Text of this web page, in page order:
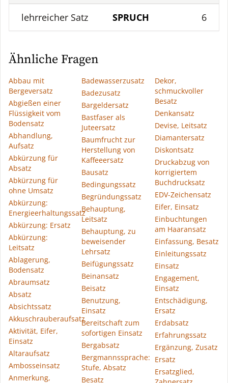
lehrreicher Satz SPRUCH 6
Ähnliche Fragen
Abbau mit
Bergeversatz
Abgießen einer
Flüssigkeit vom
Bodensatz
Abhandlung,
Aufsatz
Abkürzung für
Absatz
Abkürzung für
ohne Umsatz
Abkürzung:
Energieerhaltungssatz
Abkürzung: Ersatz
Abkürzung:
Leitsatz
Ablagerung,
Bodensatz
Abraumsatz
Absatz
Absichtssatz
Akkuschrauberaufsatz
Aktivität, Eifer,
Einsatz
Altaraufsatz
Ambosseinsatz
Anmerkung,
Badewasserzusatz
Badezusatz
Bargeldersatz
Bastfaser als
Juteersatz
Baumfrucht zur
Herstellung von
Kaffeeersatz
Bausatz
Bedingungssatz
Begründungssatz
Behauptung,
Leitsatz
Behauptung, zu
beweisender
Lehrsatz
Beifügungssatz
Beinansatz
Beisatz
Benutzung,
Einsatz
Bereitschaft zum
sofortigen Einsatz
Bergabsatz
Bergmannssprache:
Stufe, Absatz
Besatz
Dekor,
schmuckvoller
Besatz
Denkansatz
Devise, Leitsatz
Diamantersatz
Diskontsatz
Druckabzug von
korrigiertem
Buchdrucksatz
EDV-Zeichensatz
Eifer, Einsatz
Einbuchtungen
am Haaransatz
Einfassung, Besatz
Einleitungssatz
Einsatz
Engagement,
Einsatz
Entschädigung,
Ersatz
Erdabsatz
Erfahrungssatz
Ergänzung, Zusatz
Ersatz
Ersatzglied,